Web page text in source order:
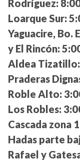
Rodríguez:
Loarque Sur:
Yaguacire, Bo.
y El Rincón:
Aldea Tizatillo:
Praderas
Roble Alto:
Los Robles:
Cascada zona
Hadas parte
Rafael y